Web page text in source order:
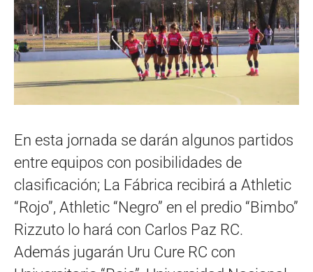
En esta jornada se darán algunos partidos
entre equipos con posibilidades de
clasificación; La Fábrica recibirá a Athletic
“Rojo”, Athletic “Negro” en el predio “Bimbo”
Rizzuto lo hará con Carlos Paz RC.
Además jugarán Uru Cure RC con